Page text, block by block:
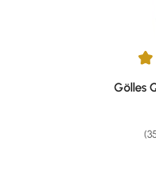
Durchschnittliche
Gölles